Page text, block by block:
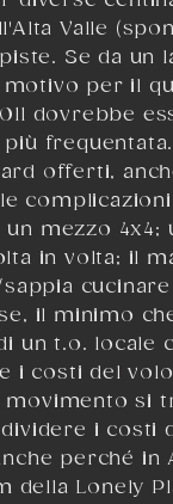
Valle
Se da un
per il
dovrebbe
offerti,
mezzo
in volta; il
il minimo
t.o. locale
i costi del
si
i costi
perché
Lonely